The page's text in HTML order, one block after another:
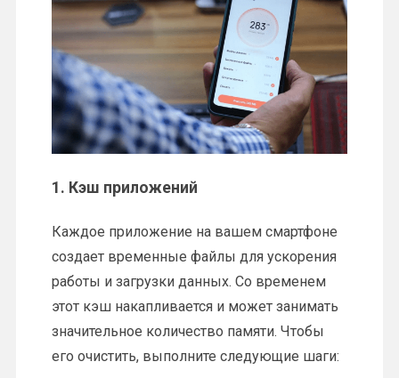
1. Кэш приложений
Каждое приложение на вашем смартфоне
создает временные файлы для ускорения
работы и загрузки данных. Со временем
этот кэш накапливается и может занимать
значительное количество памяти. Чтобы
его очистить, выполните следующие шаги: